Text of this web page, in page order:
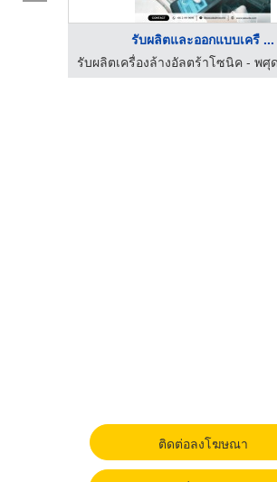
รับผลิตและออกแบบเครื ...
ติดต่อลงโฆษณา